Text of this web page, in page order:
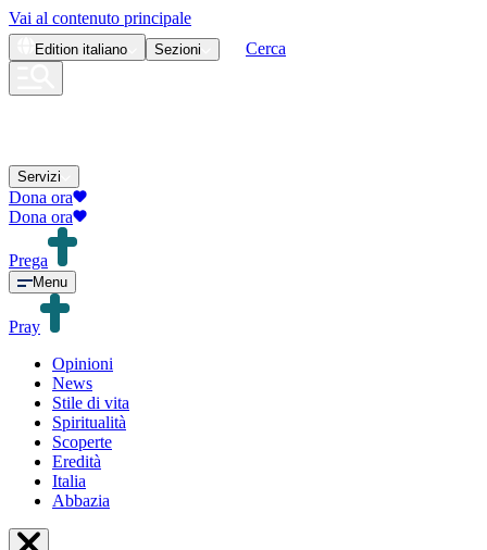
Vai al contenuto principale
Edition italiano Sezioni Cerca
Servizi
Dona ora
Dona ora
Prega
Menu
Pray
Opinioni
News
Stile di vita
Spiritualità
Scoperte
Eredità
Italia
Abbazia